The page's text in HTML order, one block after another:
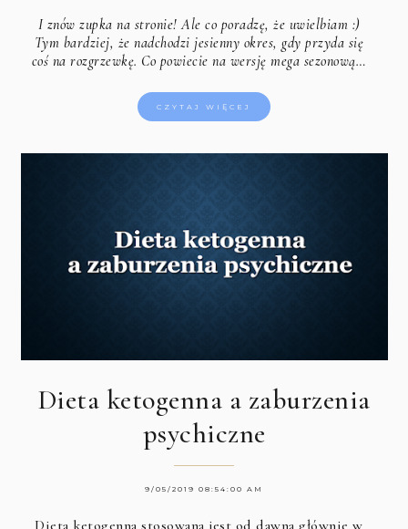
I znów zupka na stronie! Ale co poradzę, że uwielbiam :)
Tym bardziej, że nadchodzi jesienny okres, gdy przyda się
coś na rozgrzewkę. Co powiecie na wersję mega sezonową…
CZYTAJ WIĘCEJ
Dieta ketogenna a zaburzenia
psychiczne
9/05/2019 08:54:00 AM
Dieta ketogenna stosowana jest od dawna głównie w